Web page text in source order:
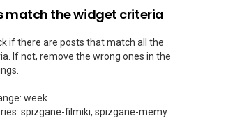
match the widget criteria
if there are posts that match all the
If not, remove the wrong ones in the
week
spizgane-filmiki, spizgane-memy